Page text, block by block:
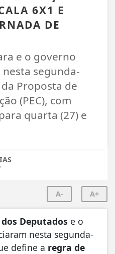
6X1 E
DE
e o governo
segunda-
Proposta de
(PEC), com
quarta (27) e
A- A+
Deputados e o
nesta segunda-
define a regra de